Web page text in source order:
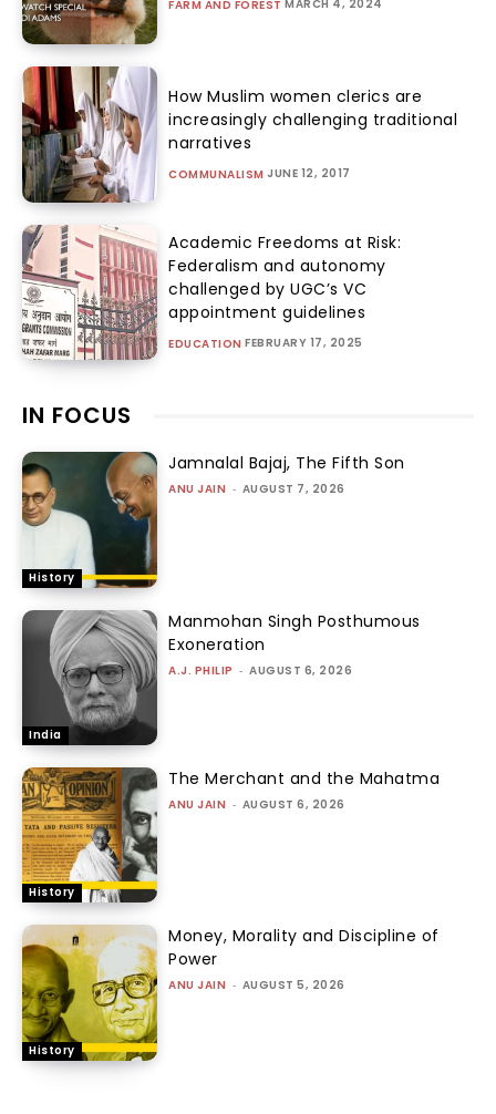
FARM AND FOREST MARCH 4, 2024
How Muslim women clerics are
increasingly challenging traditional
narratives
COMMUNALISM JUNE 12, 2017
Academic Freedoms at Risk:
Federalism and autonomy
challenged by UGC’s VC
appointment guidelines
EDUCATION FEBRUARY 17, 2025
IN FOCUS
History
Jamnalal Bajaj, The Fifth Son
ANU JAIN - AUGUST 7, 2026
India
Manmohan Singh Posthumous
Exoneration
A.J. PHILIP - AUGUST 6, 2026
History
The Merchant and the Mahatma
ANU JAIN - AUGUST 6, 2026
History
Money, Morality and Discipline of
Power
ANU JAIN - AUGUST 5, 2026